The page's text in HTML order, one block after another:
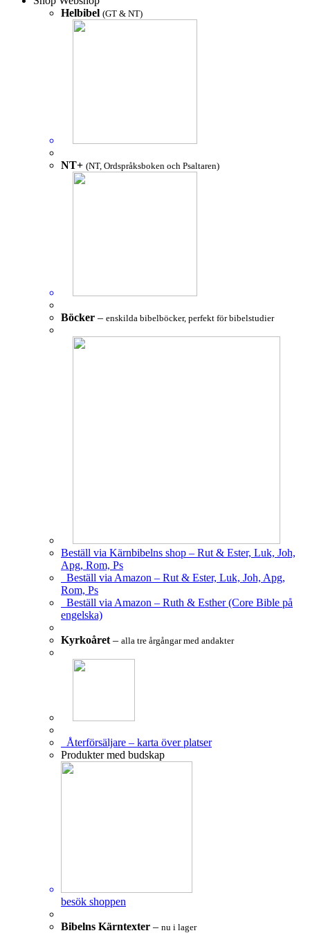
Helbibel (GT & NT)
NT+ (NT, Ordspråksboken och Psaltaren)
Böcker – enskilda bibelböcker, perfekt för bibelstudier
Beställ via Kärnbibelns shop – Rut & Ester, Luk, Joh,
Apg, Rom, Ps
Beställ via Amazon – Rut & Ester, Luk, Joh, Apg,
Rom, Ps
Beställ via Amazon – Ruth & Esther (Core Bible på
engelska)
Kyrkoåret – alla tre årgångar med andakter
Återförsäljare – karta över platser
Produkter med budskap
besök shoppen
Bibelns Kärntexter – nu i lager